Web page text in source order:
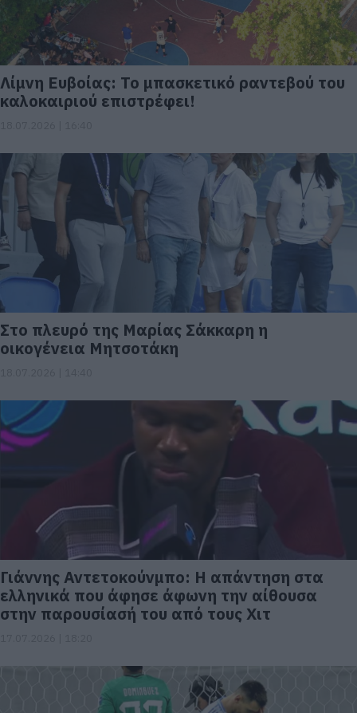
Λίμνη Ευβοίας: Το μπασκετικό ραντεβού του
καλοκαιριού επιστρέφει!
Στο πλευρό της Μαρίας Σάκκαρη η
οικογένεια Μητσοτάκη
Γιάννης Αντετοκούνμπο: Η απάντηση στα
ελληνικά που άφησε άφωνη την αίθουσα
στην παρουσίασή του από τους Χιτ